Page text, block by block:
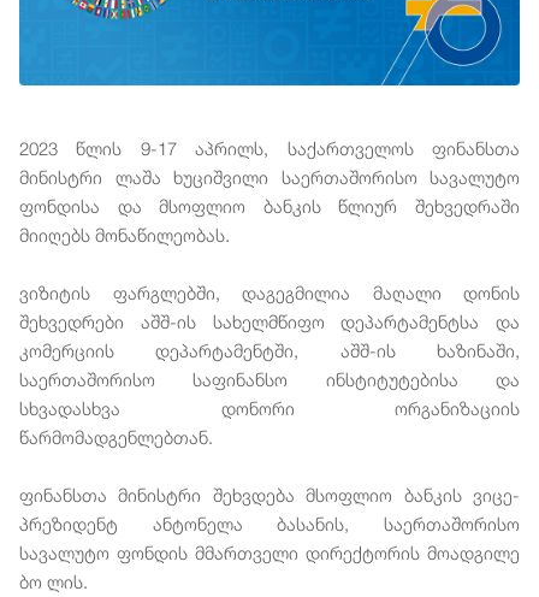
2023 წლის 9-17 აპრილს, საქართველოს ფინანსთა
მინისტრი ლაშა ხუციშვილი საერთაშორისო სავალუტო
ფონდისა და მსოფლიო ბანკის წლიურ შეხვედრაში
მიიღებს მონაწილეობას.
ვიზიტის ფარგლებში, დაგეგმილია მაღალი დონის
შეხვედრები აშშ-ის სახელმწიფო დეპარტამენტსა და
კომერციის დეპარტამენტში, აშშ-ის ხაზინაში,
საერთაშორისო საფინანსო ინსტიტუტებისა და
სხვადასხვა დონორი ორგანიზაციის
წარმომადგენლებთან.
ფინანსთა მინისტრი შეხვდება მსოფლიო ბანკის ვიცე-
პრეზიდენტ ანტონელა ბასანის, საერთაშორისო
სავალუტო ფონდის მმართველი დირექტორის მოადგილე
ბო ლის.